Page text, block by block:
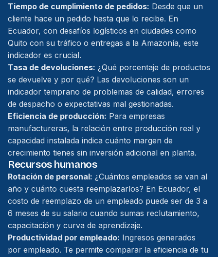
Tiempo de cumplimiento de pedidos: Desde que un
cliente hace un pedido hasta que lo recibe. En
Ecuador, con desafíos logísticos en ciudades como
Quito con su tráfico o entregas a la Amazonía, este
indicador es crucial.
Tasa de devoluciones: ¿Qué porcentaje de productos
se devuelve y por qué? Las devoluciones son un
indicador temprano de problemas de calidad, errores
de despacho o expectativas mal gestionadas.
Eficiencia de producción: Para empresas
manufactureras, la relación entre producción real y
capacidad instalada indica cuánto margen de
crecimiento tienes sin inversión adicional en planta.
Recursos humanos
Rotación de personal: ¿Cuántos empleados se van al
año y cuánto cuesta reemplazarlos? En Ecuador, el
costo de reemplazo de un empleado puede ser de 3 a
6 meses de su salario cuando sumas reclutamiento,
capacitación y curva de aprendizaje.
Productividad por empleado: Ingresos generados
por empleado. Te permite comparar la eficiencia de tu